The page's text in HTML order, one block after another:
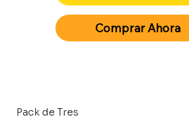
Comprar Ahora
Pack de Tres